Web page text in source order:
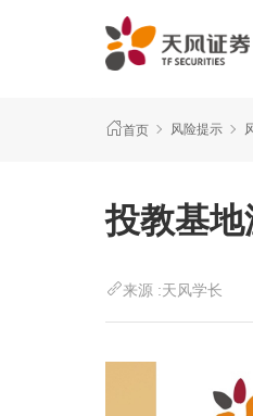
首页 风险提示
投教基
来源 :天风学长